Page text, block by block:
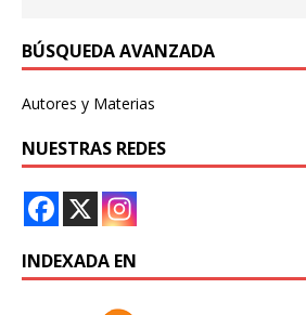
BÚSQUEDA AVANZADA
Autores y Materias
NUESTRAS REDES
INDEXADA EN